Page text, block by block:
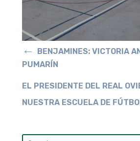
←
BENJAMINES: VICTORIA
PUMARÍN
EL PRESIDENTE DEL REAL
NUESTRA ESCUELA DE